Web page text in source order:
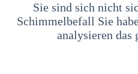
Sie sind sich nicht
Schimmelbefall Sie
analysieren das